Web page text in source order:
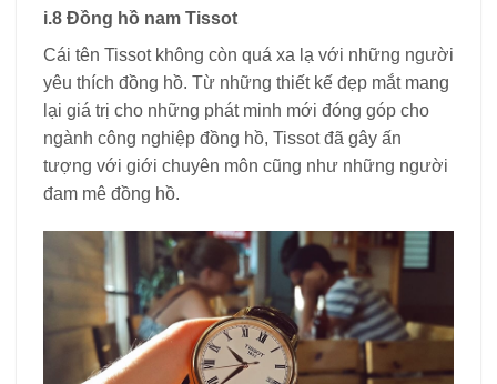
i.8 Đồng hồ nam Tissot
Cái tên Tissot không còn quá xa lạ với những người
yêu thích đồng hồ. Từ những thiết kế đẹp mắt mang
lại giá trị cho những phát minh mới đóng góp cho
ngành công nghiệp đồng hồ, Tissot đã gây ấn
tượng với giới chuyên môn cũng như những người
đam mê đồng hồ.